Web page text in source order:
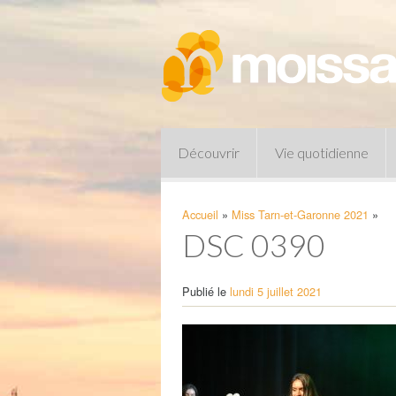
Découvrir Vie quotidienne
Accueil » Miss Tarn-et-Garonne 2021 »
DSC 0390
Publié le lundi 5 juillet 2021